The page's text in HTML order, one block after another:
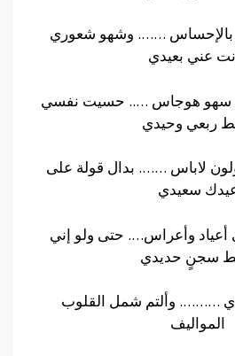
بالإحساس ……. وشهو شعوري
عني بعيدي
سهو هوجاس ….. حسيت نفسي
ربعي وحيدي
لاباس ……. بدال قولة على
سعيدي
وأعراس…. حتى ولو إني
سجنٍ حديدي
………. وألتم شمل القلوب
المواليف